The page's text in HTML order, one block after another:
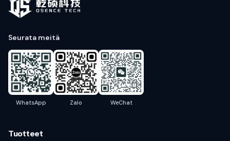
Seurata meitä
WhatsApp Zalo WeChat
Tuotteet